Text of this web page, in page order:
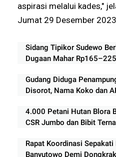
aspirasi melalui kades,"
Jumat 29 Desember
Sidang Tipikor Sudewo
Dugaan Mahar
Gudang Diduga
Disorot, Nama Koko dan
4.000 Petani Hutan Blora
CSR Jumbo dan Bibit
Rapat Koordinasi
Banyutowo Demi